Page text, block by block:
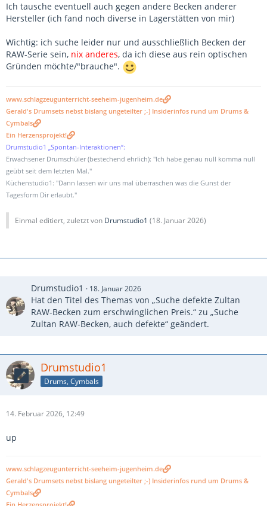
Ich tausche eventuell auch gegen andere Becken anderer
Hersteller (ich fand noch diverse in Lagerstätten von mir)
Wichtig: ich suche leider nur und ausschließlich Becken der
RAW-Serie sein, nix anderes, da ich diese aus rein optischen
Gründen möchte/"brauche".
www.schlagzeugunterricht-seeheim-jugenheim.de
Gerald's Drumsets nebst bislang ungeteilter ;-) Insiderinfos rund um Drums &
Cymbals
Ein Herzensprojekt!
Drumstudio1 „Spontan-Interaktionen“:
Erwachsener Drumschüler (bestechend ehrlich): "Ich habe genau null komma null
geübt seit dem letzten Mal."
Küchenstudio1: "Dann lassen wir uns mal überraschen was die Gunst der
Tagesform Dir erlaubt."
Einmal editiert, zuletzt von Drumstudio1 (18. Januar 2026)
Drumstudio1 18. Januar 2026
Hat den Titel des Themas von „Suche defekte Zultan
RAW-Becken zum erschwinglichen Preis.“ zu „Suche
Zultan RAW-Becken, auch defekte“ geändert.
Drumstudio1
Drums, Cymbals
14. Februar 2026, 12:49
up
www.schlagzeugunterricht-seeheim-jugenheim.de
Gerald's Drumsets nebst bislang ungeteilter ;-) Insiderinfos rund um Drums &
Cymbals